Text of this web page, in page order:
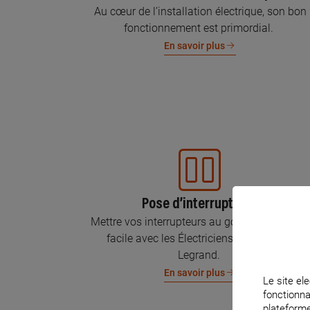
Au cœur de l’installation électrique, son bon
fonctionnement est primordial.
En savoir plus
Pose d’interrupteurs
Mettre vos interrupteurs au goût du jour, c’est
facile avec les Électriciens Certifiés par
Legrand.
En savoir plus
Le site